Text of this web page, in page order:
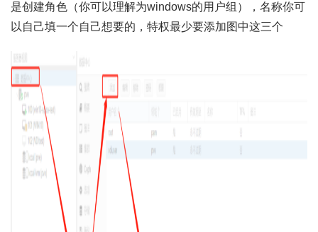
是创建角色（你可以理解为windows的用户组），名称你可
以自己填一个自己想要的，特权最少要添加图中这三个